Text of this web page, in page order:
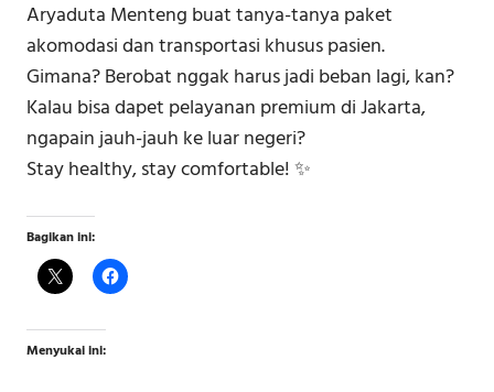
Aryaduta Menteng buat tanya-tanya paket
akomodasi dan transportasi khusus pasien.
Gimana? Berobat nggak harus jadi beban lagi, kan?
Kalau bisa dapet pelayanan premium di Jakarta,
ngapain jauh-jauh ke luar negeri?
Stay healthy, stay comfortable! ✨
Bagikan ini:
Menyukai ini: